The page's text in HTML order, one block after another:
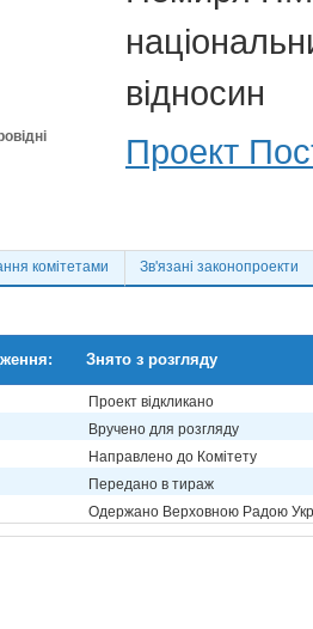
відносин
Проект
комітетами Зв'язані законопроекти
Знято з розгляду
Проект відкликано
Вручено для розгляду
Направлено до Комітету
Передано в тираж
Одержано Верховною Радою